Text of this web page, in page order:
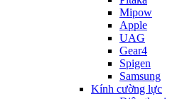
Mipow
Apple
UAG
Gear4
Spigen
Samsung
Kính cường lực